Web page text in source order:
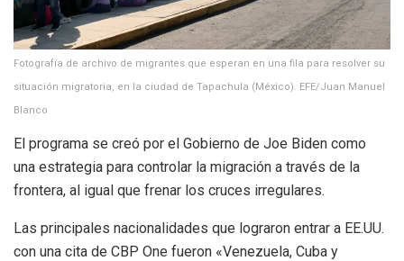
Fotografía de archivo de migrantes que esperan en una fila para resolver su
situación migratoria, en la ciudad de Tapachula (México). EFE/Juan Manuel
Blanco
El programa se creó por el Gobierno de Joe Biden como
una estrategia para controlar la migración a través de la
frontera, al igual que frenar los cruces irregulares.
Las principales nacionalidades que lograron entrar a EE.UU.
con una cita de CBP One fueron «Venezuela, Cuba y